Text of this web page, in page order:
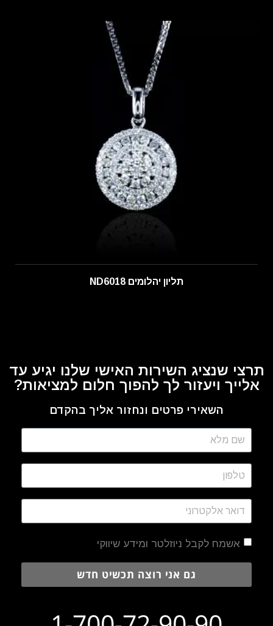
תליון יהלומים ND6018
תרצי שנציג השירות האישי שלנו יגיע עד
אלייך ויעזור לך להפוך חלום למציאות?
השאירי פרטים ונחזור אליך בהקדם
אשמח לקבל ניוזלטר ומידע שיווקי
גם אני רוצה תכשיט חדש